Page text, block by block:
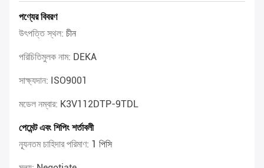
পণ্যের বিবরণ
উৎপত্তি স্থল: চীন
পরিচিতিমুলক নাম: DEKA
সাক্ষ্যদান: ISO9001
মডেল নম্বার: K3V112DTP-9TDL
পেমেন্ট এবং শিপিং শর্তাবলী
ন্যূনতম চাহিদার পরিমাণ: 1 পিসি